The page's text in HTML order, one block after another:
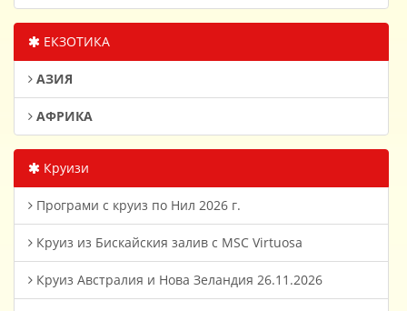
ЕКЗОТИКА
АЗИЯ
АФРИКА
Круизи
Програми с круиз по Нил 2026 г.
Круиз из Бискайския залив с MSC Virtuosa
Круиз Австралия и Нова Зеландия 26.11.2026